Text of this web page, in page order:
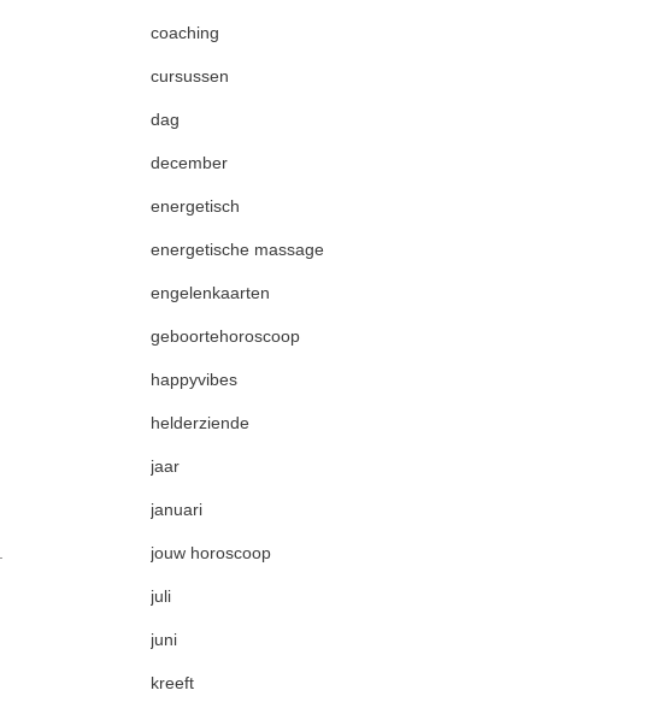
coaching
cursussen
dag
december
energetisch
energetische massage
engelenkaarten
geboortehoroscoop
happyvibes
helderziende
jaar
januari
jouw horoscoop
juli
juni
kreeft